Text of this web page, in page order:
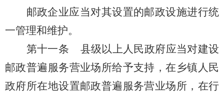
邮政企业应当对其设置的邮政设施进行统
一管理和维护。
第十一条 县级以上人民政府应当对建设
邮政普遍服务营业场所给予支持，在乡镇人民
政府所在地设置邮政普遍服务营业场所，在行